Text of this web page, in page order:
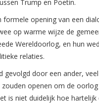
Trump en Poetin.
opening van een
op warme wijze de
Wereldoorlog, en hun
relaties.
gevolgd door een ander,
zouden openen om de
is niet duidelijk hoe